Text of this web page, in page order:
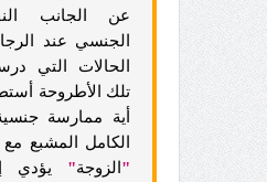
عن الجانب
الجنسي عند
الحالات التي
تلك الأطروحة
أية ممارسة
الكامل المشبع مع
" الزوجة" يؤدي